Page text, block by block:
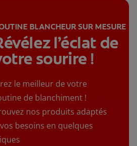
BLANCHEUR SUR MESURE
l’éclat de
sourire !
le meilleur de votre
de blanchiment !
nos produits adaptés
besoins en quelques